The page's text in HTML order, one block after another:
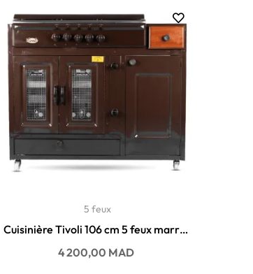
5 feux
Cuisinière Tivoli 106 cm 5 feux marron
avec...
Prix
4 200,00 MAD